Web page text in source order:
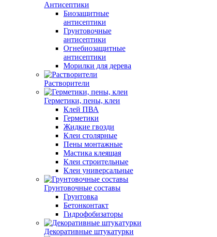
Антисептики
Биозащитные
антисептики
Грунтовочные
антисептики
Огнебиозащитные
антисептики
Морилки для дерева
Растворители
Герметики, пены, клеи
Клей ПВА
Герметики
Жидкие гвозди
Клеи столярные
Пены монтажные
Мастика клеящая
Клеи строительные
Клеи универсальные
Грунтовочные составы
Грунтовка
Бетонконтакт
Гидрофобизаторы
Декоративные штукатурки